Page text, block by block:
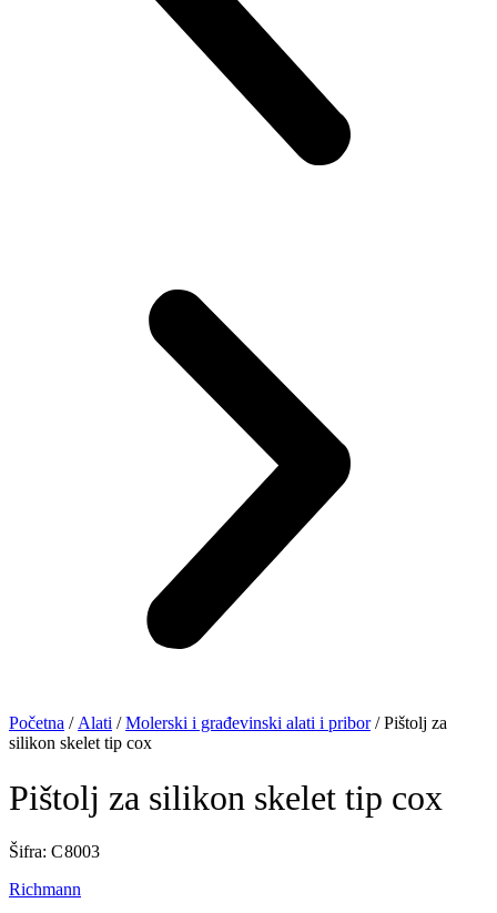
Početna / Alati /Molerski i građevinski alati i pribor/ Pištolj za
silikon skelet tip cox
Pištolj za silikon skelet tip cox
Šifra: C 8003
Richmann